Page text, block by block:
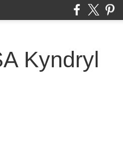
Kyndryl